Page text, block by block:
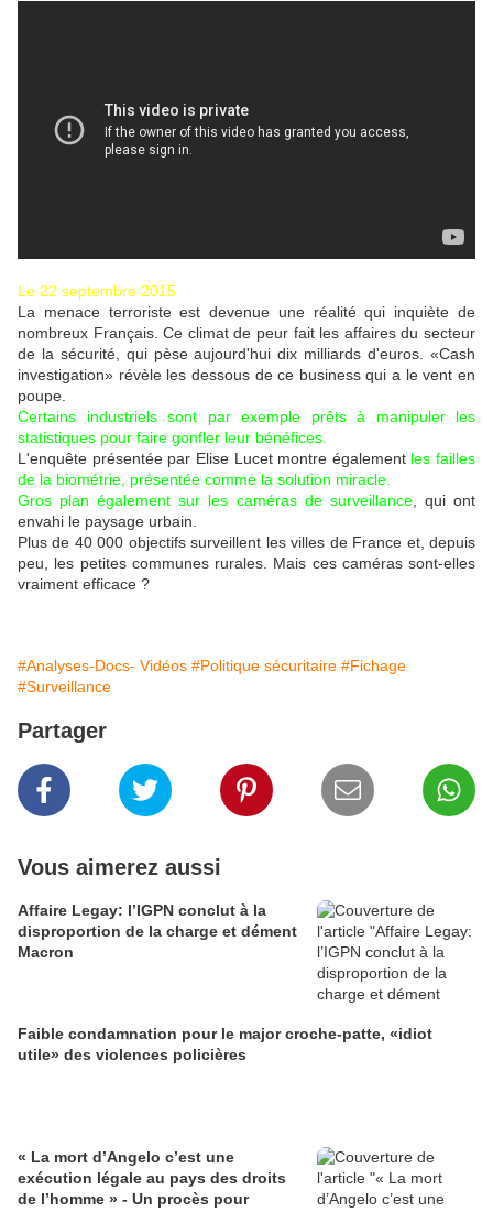
Le 22 septembre 2015
La menace terroriste est devenue une réalité qui inquiète de
nombreux Français. Ce climat de peur fait les affaires du secteur
de la sécurité, qui pèse aujourd'hui dix milliards d'euros. «Cash
investigation» révèle les dessous de ce business qui a le vent en
poupe.
Certains industriels sont par exemple prêts à manipuler les
statistiques pour faire gonfler leur bénéfices.
L'enquête présentée par Elise Lucet montre également les failles
de la biométrie, présentée comme la solution miracle.
Gros plan également sur les caméras de surveillance, qui ont
envahi le paysage urbain.
Plus de 40 000 objectifs surveillent les villes de France et, depuis
peu, les petites communes rurales. Mais ces caméras sont-elles
vraiment efficace ?
#Analyses-Docs- Vidéos #Politique sécuritaire #Fichage
#Surveillance
Partager
Vous aimerez aussi
Affaire Legay: l’IGPN conclut à la
disproportion de la charge et dément
Macron
Faible condamnation pour le major croche-patte, «idiot
utile» des violences policières
« La mort d’Angelo c’est une
exécution légale au pays des droits
de l’homme » - Un procès pour